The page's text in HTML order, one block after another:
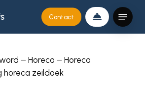
Contact
Menu
– Horeca – Horeca
horeca zeildoek